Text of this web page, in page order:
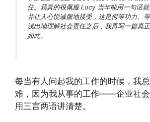
任。我真的很佩服 Lucy 当年能用一句话
并让人心悦诚服地接受，这是何等功力。
浅出地理解社会责任之后，我再写一篇真
如此。
每当有人问起我的工作的时候，我
难，因为我从事的工作——企业社
用三言两语讲清楚。